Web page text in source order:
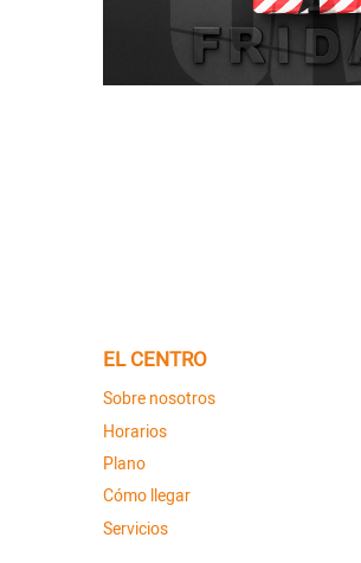
EL CENTRO
Sobre nosotros
Horarios
Plano
Cómo llegar
Servicios